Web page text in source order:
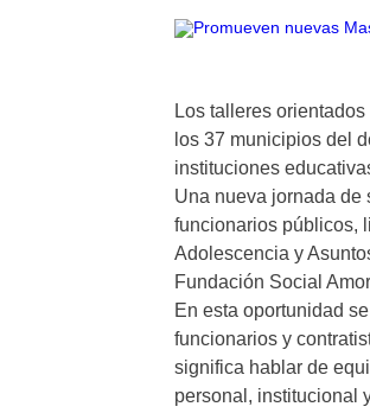
Los talleres
los 37 municipios del
instituciones
Una nueva jornada de
funcionarios públicos,
Adolescencia y
Fundación Social
En esta oportunidad
funcionarios y
significa hablar de
personal, institucional